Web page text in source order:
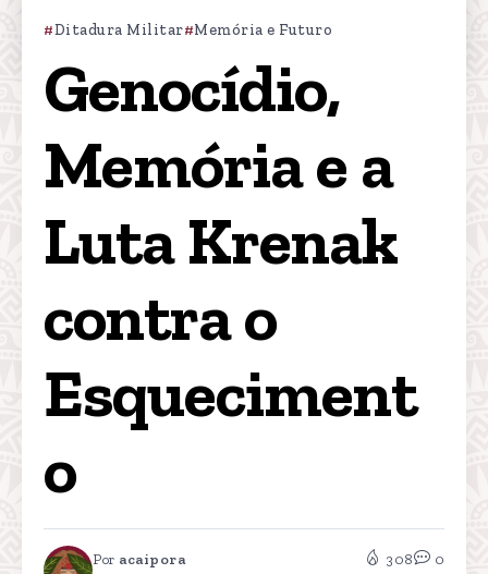
Ditadura Militar Memória e Futuro
Genocídio,
Memória e a
Luta Krenak
contra o
Esqueciment
o
Por acaipora
308 0